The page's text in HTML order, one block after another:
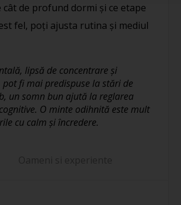
de profund dormi și ce etape
fel, poți ajusta rutina și mediul
lipsă de concentrare și
fi mai predispuse la stări de
un somn bun ajută la reglarea
O minte odihnită este mult
cu calm și încredere.